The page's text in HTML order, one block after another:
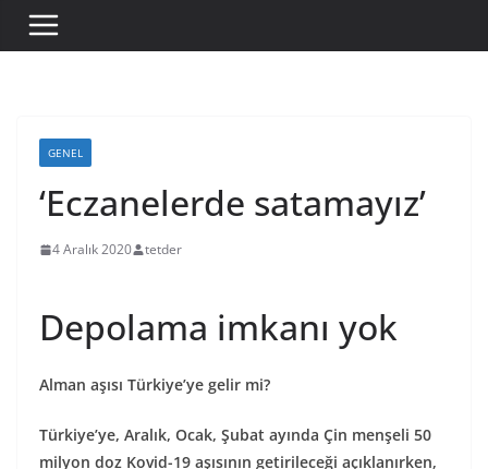
GENEL
‘Eczanelerde satamayız’
4 Aralık 2020 tetder
Depolama imkanı yok
Alman aşısı Türkiye’ye gelir mi?
Türkiye’ye, Aralık, Ocak, Şubat ayında Çin menşeli 50
milyon doz Kovid-19 aşısının getirileceği açıklanırken,